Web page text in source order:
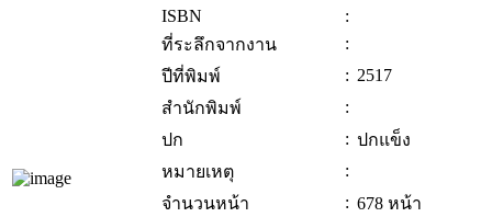
ISBN
:
ที่ระลึกจากงาน
:
ปีที่พิมพ์
: 2517
สำนักพิมพ์
:
ปก
: ปกแข็ง
หมายเหตุ
:
จำนวนหน้า
: 678 หน้า